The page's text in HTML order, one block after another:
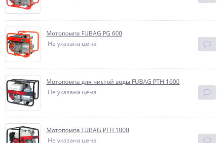
Мотопомпа FUBAG PG 600
Не указана цена
Мотопомпа для чистой воды FUBAG PTH 1600
Не указана цена
Мотопомпа FUBAG PТН 1000
Не указана цена